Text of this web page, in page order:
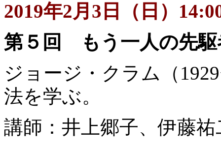
2019年2月3日（日）
第５回 もう一人の先駆
ジョージ・クラム（
法を学ぶ。
講師：井上郷子、伊藤